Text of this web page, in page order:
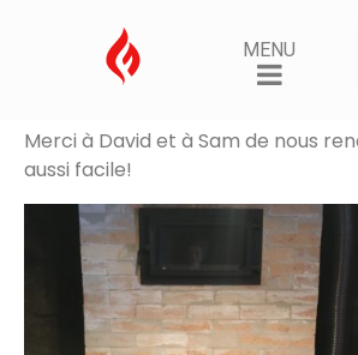
MENU
Objectif 1 atteint:
1 juillet 2021 AdminSamuel
Merci à David et à Sam de nous
aussi facile!